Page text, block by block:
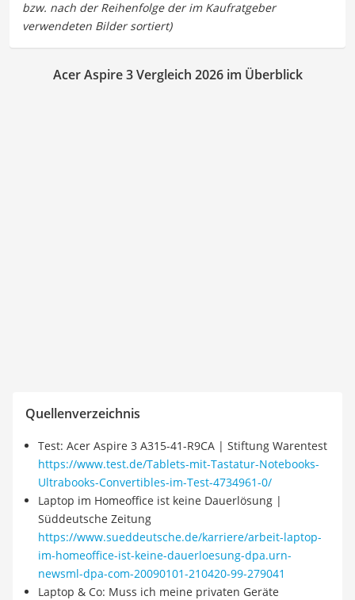
Acer Aspire 3 Vergleich 2026 im Überblick
Quellenverzeichnis
Test: Acer Aspire 3 A315-41-R9CA | Stiftung Warentest
https://www.test.de/Tablets-mit-Tastatur-Notebooks-
Ultrabooks-Convertibles-im-Test-4734961-0/
Laptop im Homeoffice ist keine Dauerlösung |
Süddeutsche Zeitung
https://www.sueddeutsche.de/karriere/arbeit-laptop-
im-homeoffice-ist-keine-dauerloesung-dpa.urn-
newsml-dpa-com-20090101-210420-99-279041
Laptop & Co: Muss ich meine privaten Geräte